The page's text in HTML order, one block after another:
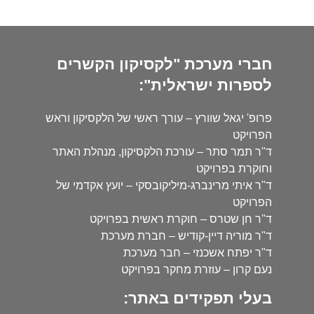
חברי מערכת "לקסיקון הקשרים
לספרות ישראלית":
פרופ' יגאל שוורץ – עורך ראשי של הלקסיקון וראש
הפרויקט
ד"ר תמר סתר – עורכת הלקסיקון, מנהלת האתר
וחוקרת בפרויקט
ד"ר איתי מרינברג-מיליקובסקי – יועץ אקדמי של
הפרויקט
ד"ר חן שטרס – חוקרת ראשית בפרויקט
ד"ר מוריה דיין-קודיש – חברת מערכת
ד"ר יפתח אשכנזי – חבר מערכת
נעם קרון – עוזרת מחקר בפרויקט
בעלי תפקידים באתר: